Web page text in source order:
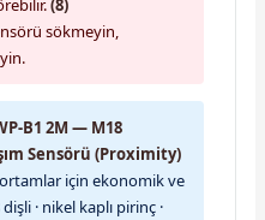
(8)
sökmeyin,
B1 2M — M18
Sensörü (Proximity)
için ekonomik ve
· nikel kaplı pirinç ·